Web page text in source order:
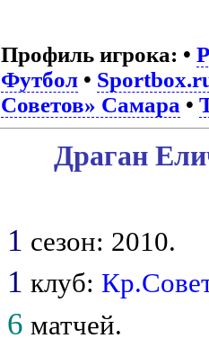
Профиль игрока: •
Футбол•
Советов» Самара •
Драган
1 сезон: 2010.
1 клуб:
6 матчей.